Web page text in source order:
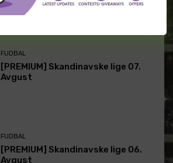
FUDBAL
[PREMIUM] Skandinavske lige 07.
Avgust
FUDBAL
[PREMIUM] Skandinavske lige 06.
Avgust